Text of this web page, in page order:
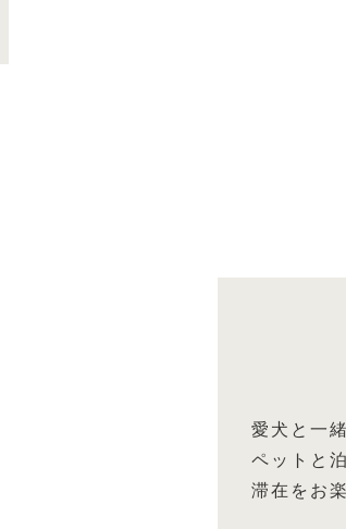
愛犬と一
ペットと
滞在をお